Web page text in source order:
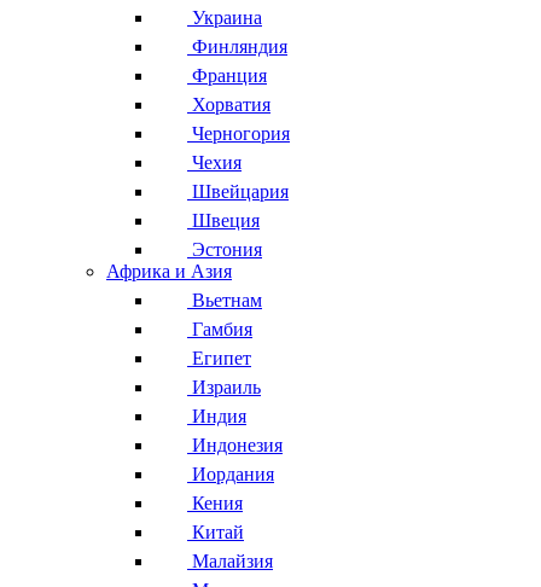
Украина
Финляндия
Франция
Хорватия
Черногория
Чехия
Швейцария
Швеция
Эстония
Африка и Азия
Вьетнам
Гамбия
Египет
Израиль
Индия
Индонезия
Иордания
Кения
Китай
Малайзия